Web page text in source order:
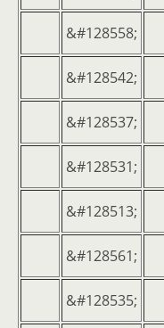
&#128558;
&#128542;
&#128537;
&#128531;
&#128513;
&#128561;
&#128535;